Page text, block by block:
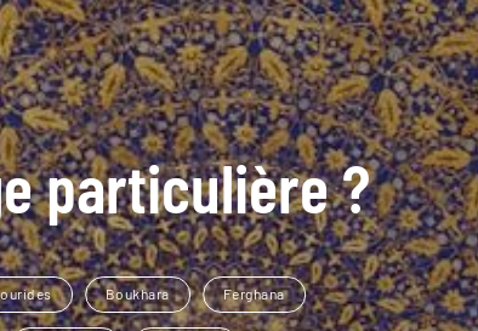
particulière ?
Boukhara Ferghana